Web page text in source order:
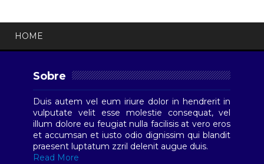
HOME
Sobre
Duis autem vel eum iriure dolor in hendrerit in
vulputate velit esse molestie consequat, vel
illum dolore eu feugiat nulla facilisis at vero eros
et accumsan et iusto odio dignissim qui blandit
praesent luptatum zzril delenit augue duis.
Read More